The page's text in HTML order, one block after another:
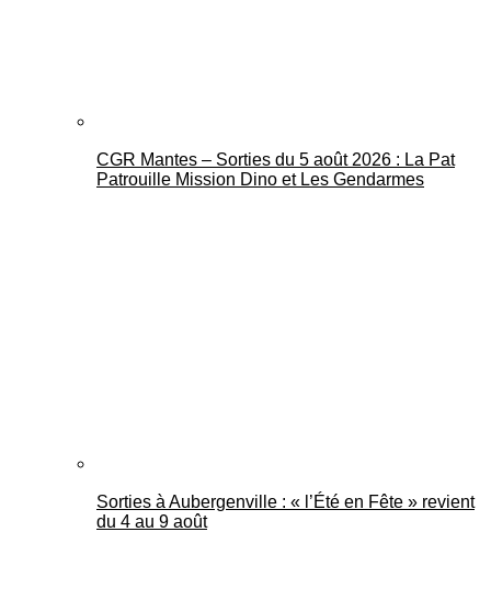
CGR Mantes – Sorties du 5 août 2026 : La Pat
Patrouille Mission Dino et Les Gendarmes
Sorties à Aubergenville : « l’Été en Fête » revient
du 4 au 9 août